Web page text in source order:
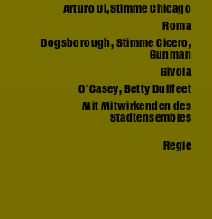
Arturo Ui,Stimme Chicago
Roma
Dogsborough, Stimme Cicero,
Gunman
Givola
O´Casey, Betty Dullfeet
Mit Mitwirkenden des
Stadtensembles
Regie